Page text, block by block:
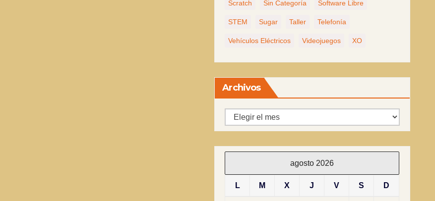
Scratch Sin Categoría Software Libre
STEM Sugar Taller Telefonía
Vehículos Eléctricos Videojuegos XO
Archivos
Archivos
agosto 2026
L M X J V S D